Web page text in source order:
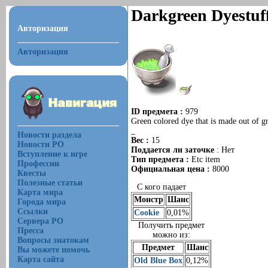
Авторизация
Авторизация
Новости раздела
Новости РО
Вступление к игре
Профессии
Квесты
Полезные статьи
Карта мира
Города мира
Ссылки
Сервера РО
Пресса
Вопросы знатокам
Вы можете помочь
Карта сайта
Darkgreen
ID предмета :979
Green colored dye that is made out of
Вес : 15
Поддается ли заточке : Нет
Тип предмета :Etc item
Официальная цена :8000
С кого падает
Монстр Шанс
Cookie
0,01%
Получить предмет
можно из:
Предмет
Шанс
Old Blue Box 0,12%